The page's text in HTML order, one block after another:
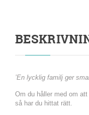
’En lycklig familj ger
Om du håller med om
så har du hittat rätt.